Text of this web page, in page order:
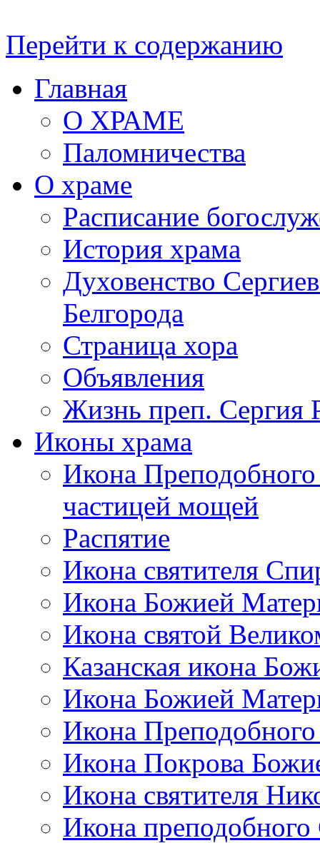
Перейти к содержанию
Главная
О ХРАМЕ
Паломничества
О храме
Расписание
История храма
Духовенство
Белгорода
Страница хора
Объявления
Жизнь преп. Сергия
Иконы храма
Икона
частицей мощей
Распятие
Икона святителя
Икона Божией
Икона святой
Казанская икона
Икона Божией
Икона
Икона Покрова
Икона святителя
Икона преподобного